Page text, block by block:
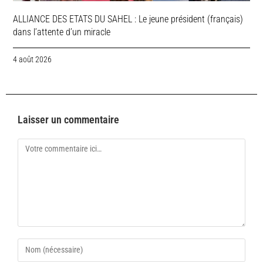
ALLIANCE DES ETATS DU SAHEL : Le jeune président (français)
dans l’attente d’un miracle
4 août 2026
Laisser un commentaire